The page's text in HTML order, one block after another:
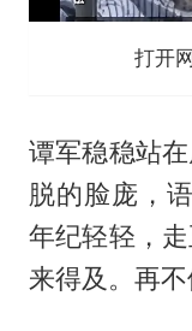
打开
谭军稳稳站
脱的脸庞，
年纪轻轻，
来得及。再